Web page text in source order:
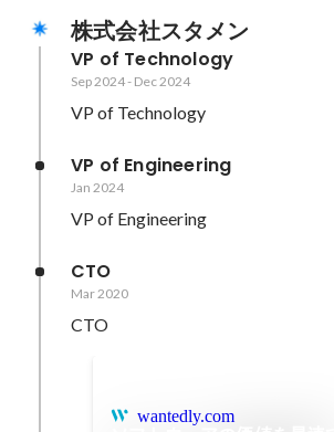
株式会社スタメン
VP of Technology
Sep 2024- Dec 2024
VP of Technology
VP of Engineering
Jan 2024
VP of Engineering
CTO
Mar 2020
CTO
wantedly.com